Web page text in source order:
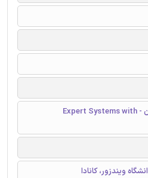
سیستم های خبره با کاربردهای آن - Expert Systems with
ویندزور، کانادا